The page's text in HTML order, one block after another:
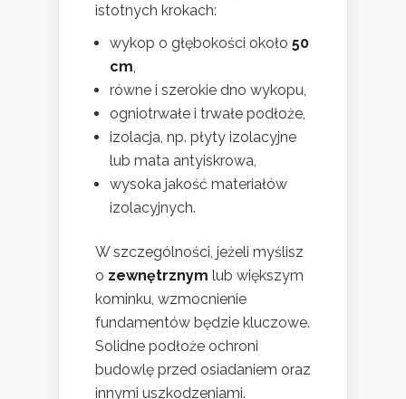
istotnych krokach:
wykop o głębokości około 50
cm
równe i szerokie dno wykopu,
ogniotrwałe i trwałe podłoże,
izolacja, np. płyty izolacyjne
lub mata antyiskrowa,
wysoka jakość materiałów
izolacyjnych.
W szczególności, jeżeli myślisz
o zewnętrznym lub większym
kominku, wzmocnienie
fundamentów będzie kluczowe.
Solidne podłoże ochroni
budowlę przed osiadaniem oraz
innymi uszkodzeniami.